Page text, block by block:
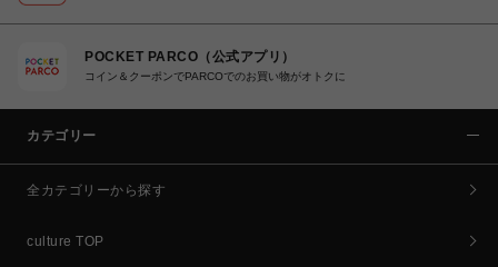
POCKET PARCO（公式アプリ）
コイン＆クーポンでPARCOでのお買い物がオトクに
カテゴリー
全カテゴリーから探す
culture TOP